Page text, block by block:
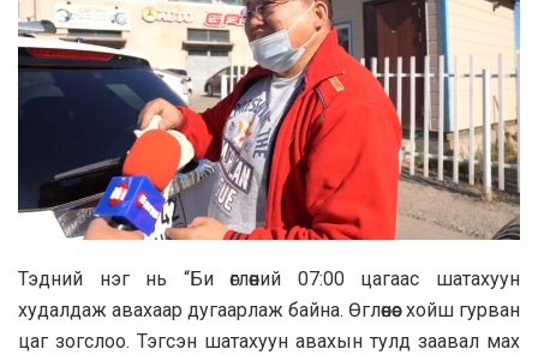
Тэдний нэг нь “Би өглөөний 07:00 цагаас шатахуун
худалдаж авахаар дугаарлаж байна. Өглөөнөөс хойш гурван
цаг зогслоо. Тэгсэн шатахуун авахын тулд заавал мах